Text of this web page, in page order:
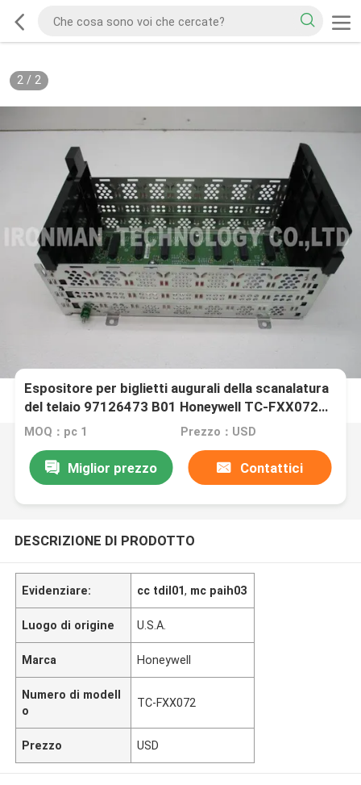
2/ 2
Espositore per biglietti augurali della scanalatura
del telaio 97126473 B01 Honeywell TC-FXX072
Experion 7
MOQ：pc 1 Prezzo：USD
Miglior prezzo Contattici
DESCRIZIONE DI PRODOTTO
Evidenziare: cc tdil01, mc paih03
Luogo di origine U.S.A.
Marca Honeywell
Numero di modell
o
TC-FXX072
Prezzo USD